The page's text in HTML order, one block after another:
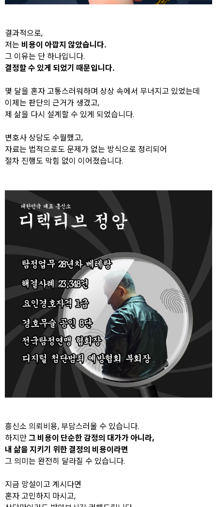
결과적으로,
저는 비용이 아깝지 않았습니다.
그 이유는 단 하나입니다.
결정할 수 있게 되었기 때문입니다.
몇 달을 혼자 고통스러워하며 상상 속에서 무너지고 있었는데
이제는 판단의 근거가 생겼고,
제 삶을 다시 설계할 수 있게 되었습니다.
변호사 상담도 수월했고,
자료는 법적으로도 문제가 없는 방식으로 정리되어
절차 진행도 막힘 없이 이어졌습니다.
흥신소 의뢰비용, 부담스러울 수 있습니다.
하지만그 비용이 단순한 감정의 대가가 아니라,
내 삶을 지키기 위한 결정의 비용이라면
그 의미는 완전히 달라질 수 있습니다.
지금 망설이고 계시다면
혼자 고민하지 마시고,